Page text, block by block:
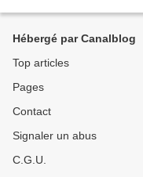
Hébergé par Canalblog
Top articles
Pages
Contact
Signaler un abus
C.G.U.